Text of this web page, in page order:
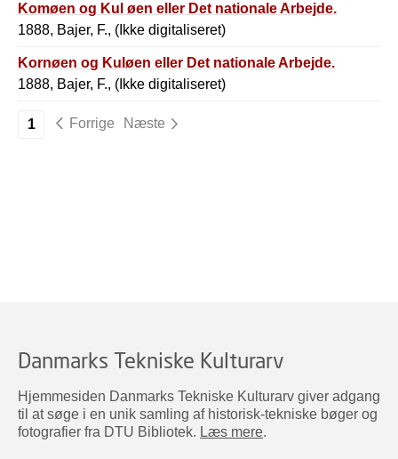
Komøen og Kul øen eller Det nationale Arbejde.
1888, Bajer, F., (Ikke digitaliseret)
Kornøen og Kuløen eller Det nationale Arbejde.
1888, Bajer, F., (Ikke digitaliseret)
1 Forrige Næste
Danmarks Tekniske Kulturarv
Hjemmesiden Danmarks Tekniske Kulturarv giver adgang
til at søge i en unik samling af historisk-tekniske bøger og
fotografier fra DTU Bibliotek. Læs mere.